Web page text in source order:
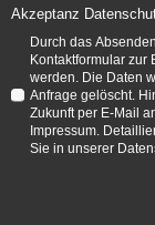
Akzeptanz
Durch das
Kontaktformular zur
werden. Die Daten
Anfrage gelöscht.
Zukunft per E-Mail
Impressum.
Sie in unserer